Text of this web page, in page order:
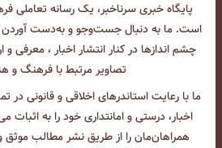
پایگاه خبری سرناخبر، یک رسانه تعاملی
است. ما به دنبال جست‌و‌جو و به‌دست آوردن
چشم انداز‌ها در کنار انتشار اخبار ، معرفی
تصاویر مرتبط با فرهنگ و
ما با رعایت استاندرهای اخلاقی و قانونی در
اخبار، درستی و امانتداری خود را به اثبات
همراهان‌مان را از طریق نشر مطالب موثق